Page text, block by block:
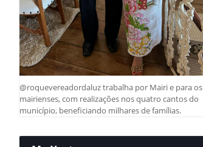
@roquevereadordaluz trabalha por Mairi e para os
mairienses, com realizações nos quatro cantos do
município, beneficiando milhares de famílias.